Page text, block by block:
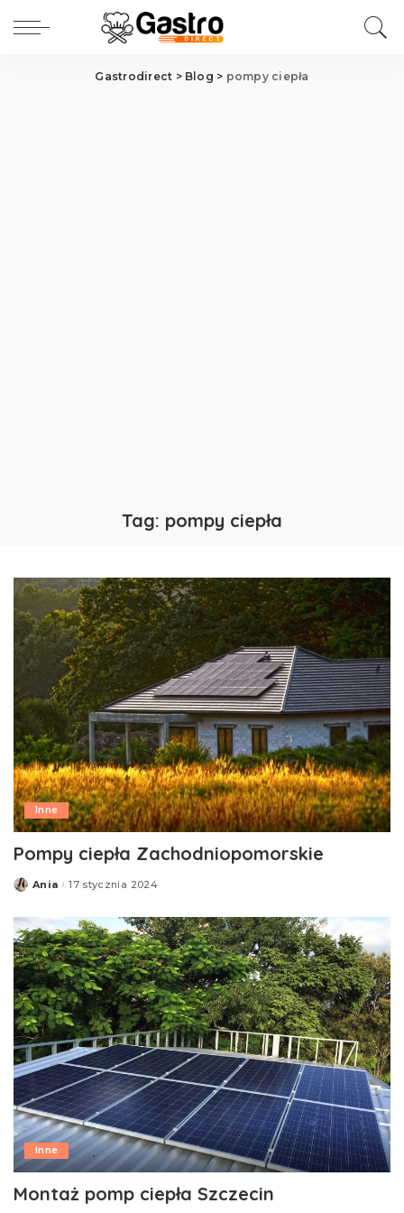
Gastrodirect > Blog > pompy ciepła
Tag: pompy ciepła
Inne
Pompy ciepła Zachodniopomorskie
Posted
Ania 17 stycznia 2024
Inne
Montaż pomp ciepła Szczecin